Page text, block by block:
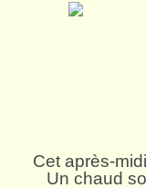
Cet après-
Un chaud